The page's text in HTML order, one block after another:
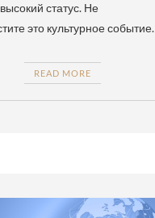
статус. Не
это культурное событие.
READ MORE